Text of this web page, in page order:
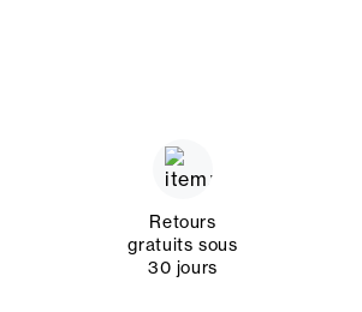
Retours
gratuits sous
30 jours